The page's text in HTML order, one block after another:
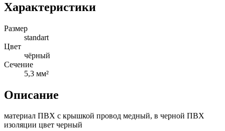
Характеристики
Размер
standart
Цвет
чёрный
Сечение
5,3 мм²
Описание
материал ПВХ с крышкой провод медный, в черной ПВХ
изоляции цвет черный